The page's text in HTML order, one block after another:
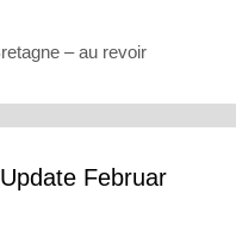
– au revoir
Februar